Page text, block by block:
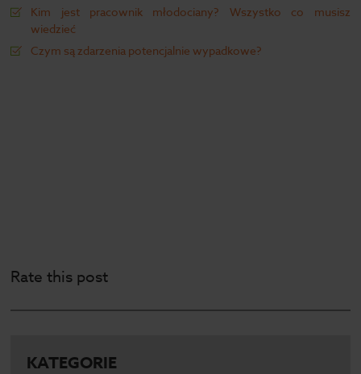
Kim jest pracownik młodociany? Wszystko co musisz
wiedzieć
Czym są zdarzenia potencjalnie wypadkowe?
Rate this post
KATEGORIE